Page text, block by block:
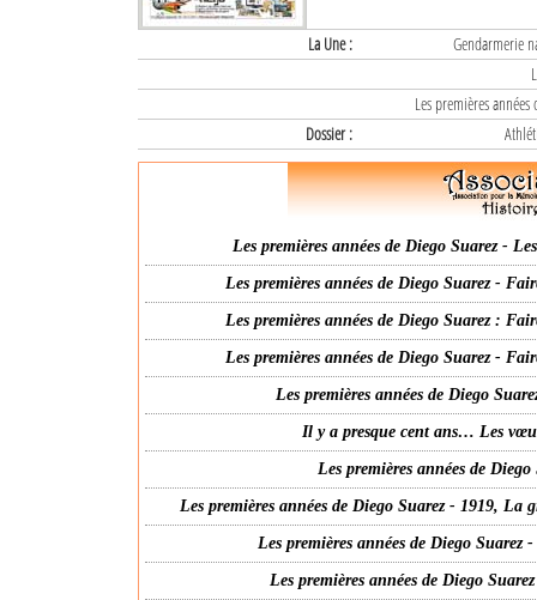
La Une :
Gendarmerie
Les premières
Dossier :
Les premières années de Diego Suarez -
Les premières années de Diego Suarez -
Les premières années de Diego Suarez :
Les premières années de Diego Suarez -
Les premières années de Diego
Il y a presque cent ans… Les
Les premières années de
Les premières années de Diego Suarez - 1919,
Les premières années de Diego
Les premières années de Diego